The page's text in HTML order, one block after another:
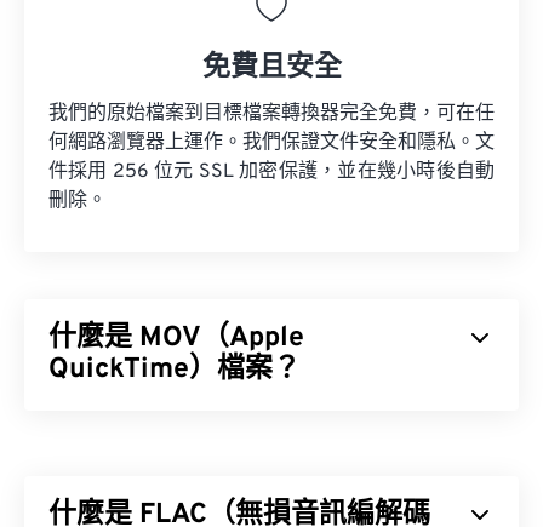
免費且安全
我們的原始檔案到目標檔案轉換器完全免費，可在任
何網路瀏覽器上運作。我們保證文件安全和隱私。文
件採用 256 位元 SSL 加密保護，並在幾小時後自動
刪除。
什麼是 MOV（Apple
QuickTime）檔案？
名。
什麼是 FLAC（無損音訊編解碼